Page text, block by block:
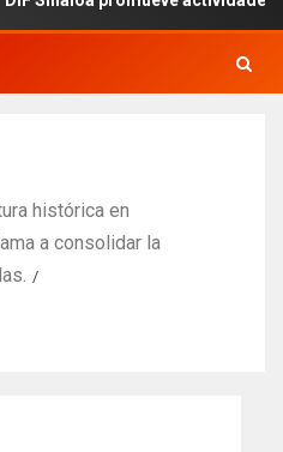
histórica en
a consolidar la